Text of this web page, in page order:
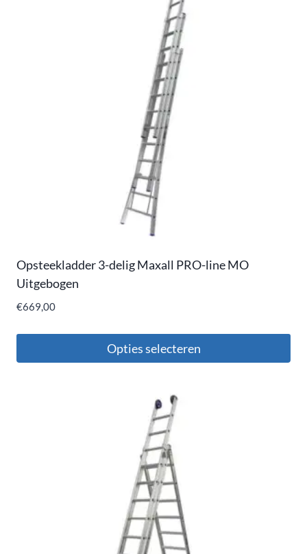
Opsteekladder 3-delig Maxall PRO-line MO
Uitgebogen
€669,00
Opties selecteren